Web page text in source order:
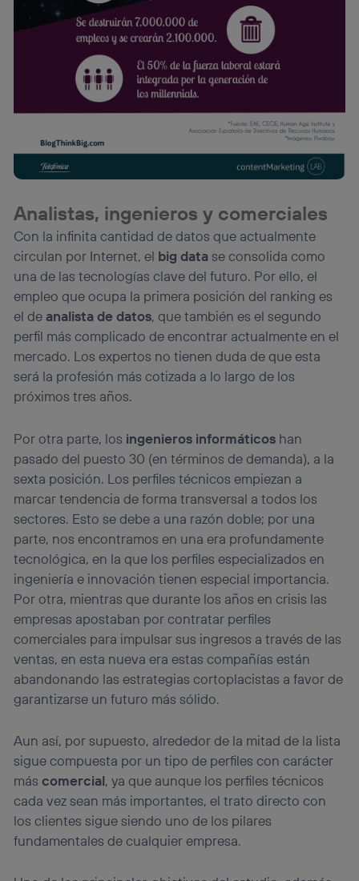
Analistas, ingenieros y comerciales
Con la infinita cantidad de datos que actualmente
circulan por Internet, el big datase consolida como
una de las tecnologías clave del futuro. Por ello, el
empleo que ocupa la primera posición del ranking es
el de analista de datos, que también es el segundo
perfil más complicado de encontrar actualmente en el
mercado. Los expertos no tienen duda de que esta
será la profesión más cotizada a lo largo de los
próximos tres años.
Por otra parte, los ingenieros informáticos han
pasado del puesto 30 (en términos de demanda), a la
sexta posición. Los perfiles técnicos empiezan a
marcar tendencia de forma transversal a todos los
sectores. Esto se debe a una razón doble; por una
parte, nos encontramos en una era profundamente
tecnológica, en la que los perfiles especializados en
ingeniería e innovación tienen especial importancia.
Por otra, mientras que durante los años en crisis las
empresas apostaban por contratar perfiles
comerciales para impulsar sus ingresos a través de las
ventas, en esta nueva era estas compañías están
abandonando las estrategias cortoplacistas a favor de
garantizarse un futuro más sólido.
Aun así, por supuesto, alrededor de la mitad de la lista
sigue compuesta por un tipo de perfiles con carácter
máscomercial, ya que aunque los perfiles técnicos
cada vez sean más importantes, el trato directo con
los clientes sigue siendo uno de los pilares
fundamentales de cualquier empresa.